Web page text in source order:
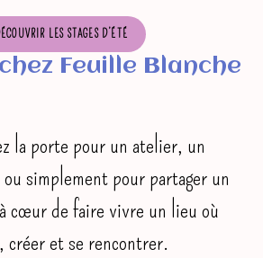
LES STAGES D’ÉTÉ
Feuille Blanche
la porte pour un atelier, un
simplement pour partager un
cœur de faire vivre un lieu où
créer et se rencontrer.